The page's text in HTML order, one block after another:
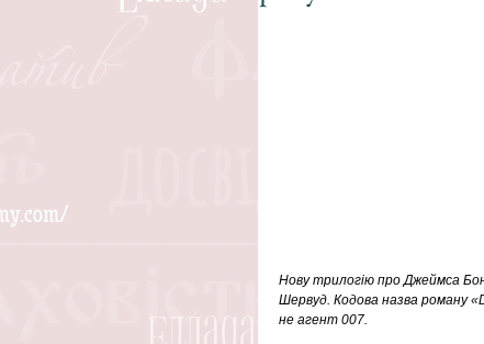
Нову трилогію про Джеймса
Шервуд. Кодова назва роману
не агент 007.